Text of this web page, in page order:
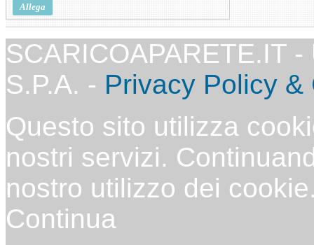
Allega
SCARICOAPARETE.IT
S.P.A. - Privacy Policy &
Questo sito utilizza
nostri servizi.
nostro utilizzo dei
Continua